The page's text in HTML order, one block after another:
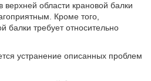
области крановой балки
Кроме того,
балки требует относительно
устранение описанных проблем